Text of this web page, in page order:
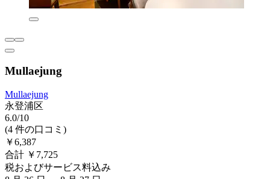
Mullaejung
Mullaejung
永登浦区
6.0/10
(4 件の口コミ)
￥6,387
合計 ￥7,725
税およびサービス料込み